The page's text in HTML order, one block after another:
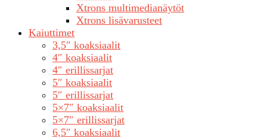
Xtrons multimedianäytöt
Xtrons lisävarusteet
Kaiuttimet
3,5″ koaksiaalit
4″ koaksiaalit
4″ erillissarjat
5″ koaksiaalit
5″ erillissarjat
5×7″ koaksiaalit
5×7″ erillissarjat
6,5″ koaksiaalit